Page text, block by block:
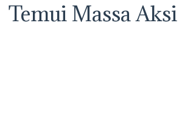
Temui Massa